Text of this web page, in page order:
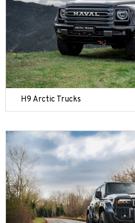
H9 Arctic Trucks